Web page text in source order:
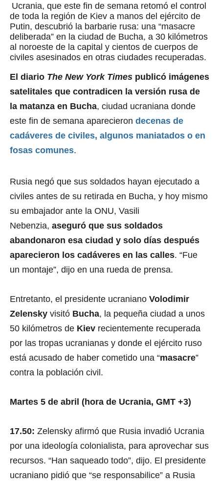
Ucrania, que este fin de semana retomó el control
de toda la región de Kiev a manos del ejército de
Putin, descubrió la barbarie rusa: una “masacre
deliberada” en la ciudad de Bucha, a 30 kilómetros
al noroeste de la capital y cientos de cuerpos de
civiles asesinados en otras ciudades recuperadas.
El diario The New York Times publicó imágenes
satelitales que contradicen la versión rusa de
la matanza en Bucha, ciudad ucraniana donde
este fin de semana aparecieron decenas de
cadáveres de civiles, algunos maniatados o en
fosas comunes.
Rusia negó que sus soldados hayan ejecutado a
civiles antes de su retirada en Bucha, y hoy mismo
su embajador ante la ONU, Vasili
Nebenzia, aseguró que sus soldados
abandonaron esa ciudad y solo días después
aparecieron los cadáveres en las calles. “Fue
un montaje”, dijo en una rueda de prensa.
Entretanto, el presidente ucraniano Volodimir
Zelensky visitó Bucha, la pequeña ciudad a unos
50 kilómetros de Kiev recientemente recuperada
por las tropas ucranianas y donde el ejército ruso
está acusado de haber cometido una “masacre”
contra la población civil.
Martes 5 de abril (hora de Ucrania, GMT +3)
17.50: Zelensky afirmó que Rusia invadió Ucrania
por una ideología colonialista, para aprovechar sus
recursos. “Han saqueado todo”, dijo. El presidente
ucraniano pidió que “se responsabilice” a Rusia